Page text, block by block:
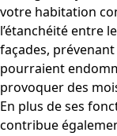
votre habitation
l’étanchéité entre
façades,
pourraient
provoquer des
En plus de ses
contribue